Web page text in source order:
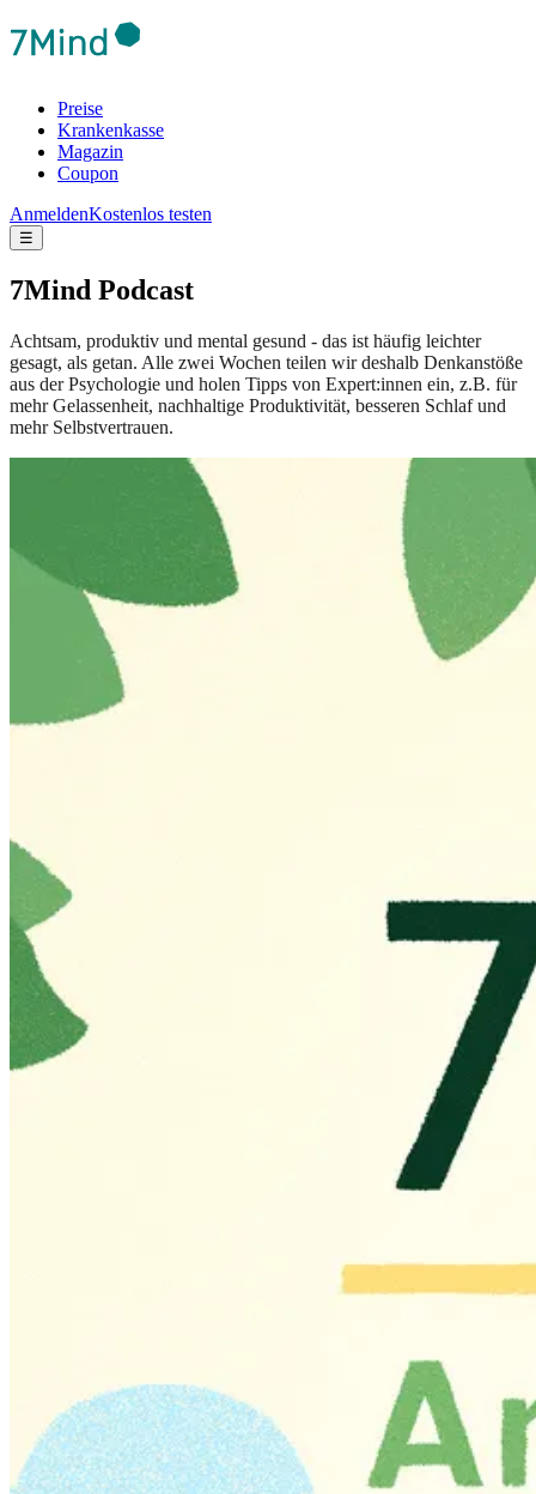
Preise
Krankenkasse
Magazin
Coupon
AnmeldenKostenlos testen
☰
7Mind Podcast
Achtsam, produktiv und mental gesund - das ist häufig leichter
gesagt, als getan. Alle zwei Wochen teilen wir deshalb Denkanstöße
aus der Psychologie und holen Tipps von Expert:innen ein, z.B. für
mehr Gelassenheit, nachhaltige Produktivität, besseren Schlaf und
mehr Selbstvertrauen.